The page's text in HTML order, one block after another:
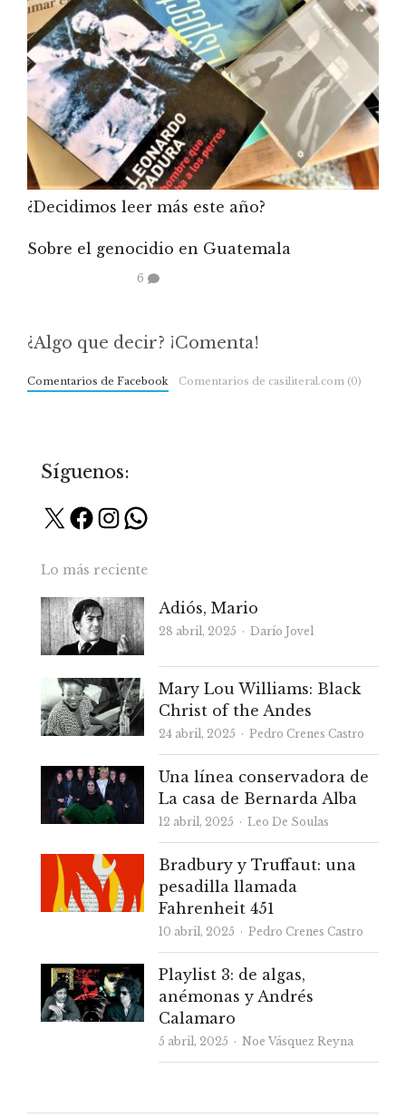
¿Decidimos leer más este año?
Sobre el genocidio en Guatemala
6
¿Algo que decir? ¡Comenta!
Comentarios de Facebook Comentarios de casiliteral.com (0)
Síguenos:
X Facebook
Instagram
WhatsApp
Lo más reciente
Adiós, Mario
28 abril, 2025 Autor
Darío Jovel
Mary Lou Williams: Black
Christ of the Andes
24 abril, 2025 Autor
Pedro Crenes Castro
Una línea conservadora de
La casa de Bernarda Alba
12 abril, 2025 Autor
Leo De Soulas
Bradbury y Truffaut: una
pesadilla llamada
Fahrenheit 451
10 abril, 2025 Autor
Pedro Crenes Castro
Playlist 3: de algas,
anémonas y Andrés
Calamaro
5 abril, 2025 Autor
Noe Vásquez Reyna